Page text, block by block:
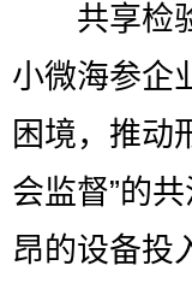
共享检验
小微海参企
困境，推动
会监督”的
昂的设备投